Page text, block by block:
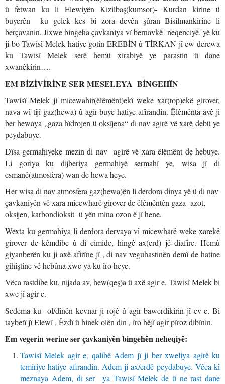
û fetwan ku li Elewiyên Kizilbaş(kumsor)- Kurdan kirine û
buyerên ku gelek kes bi zora devên şûran Bisilmankirine li
berçavanin. Jixwe bingeha çavkaniya vî bernavkê neqenciyê, yê ku
ji bo Tawisî Melek hatiye gotin EREBİN û TİRKAN jî ew derewa
ku Tawisî Melek serê hemû xirabiyê ye parastin û dane
xwanêkirin….
EM BİZİVİRİNE SER MESELEYA BİNGEHÎN
Tawisî Melek ji micewahir(êlêmênt)ekî weke xar(top)ekê girover,
nava wî tijî gaz(hewa) û agir buye hatiye afirandin. Êlêmênta avê ji
ber hewaya „gaza hîdrojen û oksîjena“ di nav agirê vê xarê debû ye
peydabuye.
Dîsa germahiyeke mezin di nav agirê vê xara êlêmênt de hebuye.
Li goriya ku dijberiya germahiyê sermahî ye, wisa jî di
esmanê(atmosfera) wan de hewa heye.
Her wisa di nav atmosfera gaz(hewa)ên li derdora dinya yê û di nav
çavkaniyên vê xara micewharê girover de êlêmêntên gaza azot,
oksijen, karbondioksit û yên mina ozon ê jî hene.
Wexta ku germahiya li derdora dervaya vî micewharê weke xarekê
girover de kêmdibe û di cimide, hingê ax(erd) jê diafire. Hemû
giyanberên ku ji axê afirîne jî , di nav veguhastinên demî de hatine
gihîştine vê hebûna xwe ya ku îro heye.
Vêca rastdibe ku, nijada av, hew(qeş)a û axê agir e. Tawisî Melek bi
xwe jî agir e.
Sedema ku ol/dînên kevnar ji rojê û agir bawerdikirin jî ev e. Bi
taybetî jî Elewî , Êzdî û hinek olên din , îro hêjî agir pîroz dibînin.
Em vegerin werine ser çavkaniyên bingehên neheqiyê:
Tawisî Melek agir e, qalibê Adem jî ji ber xweliya agirê ku
temiriye hatiye afirandin. Adem ji ax/erdê peydabuye. Vêca kî
meznaya Adem, di ser ya Tawisî Melek de û ne rast dane